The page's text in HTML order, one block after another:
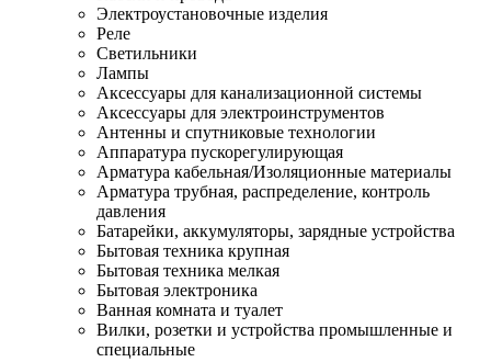
Электроустановочные изделия
Реле
Светильники
Лампы
Аксессуары для канализационной системы
Аксессуары для электроинструментов
Антенны и спутниковые технологии
Аппаратура пускорегулирующая
Арматура кабельная/Изоляционные материалы
Арматура трубная, распределение, контроль
давления
Батарейки, аккумуляторы, зарядные устройства
Бытовая техника крупная
Бытовая техника мелкая
Бытовая электроника
Ванная комната и туалет
Вилки, розетки и устройства промышленные и
специальные